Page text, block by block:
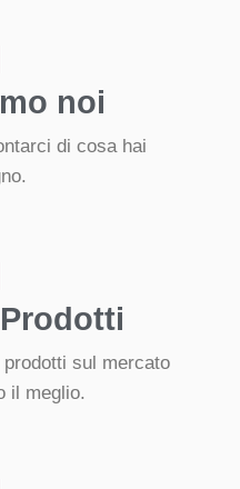
noi
di cosa hai
sul mercato
il meglio.